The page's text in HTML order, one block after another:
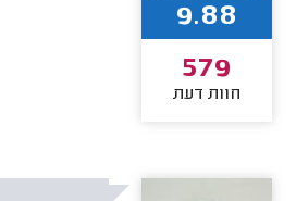
9.88
579
חוות דעת